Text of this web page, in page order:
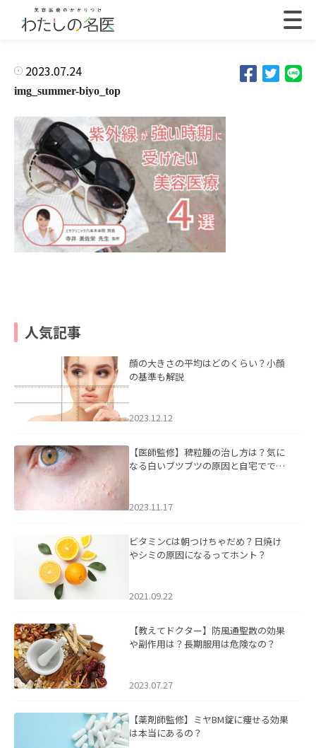
2023.07.24
img_summer-biyo_top
人気記事
顔の大きさの平均はどのくらい？小顔
の基準も解説
2023.12.12
【医師監修】稗粒腫の治し方は？気に
なる白いブツブツの原因と自宅ででき
2023.11.17
ビタミンCは朝つけちゃだめ？日焼け
やシミの原因になるってホント？
2021.09.22
【教えてドクター】防風通聖散の効果
や副作用は？長期服用は危険なの？
2023.07.27
【薬剤師監修】ミヤBM錠に痩せる効果
は本当にあるの？